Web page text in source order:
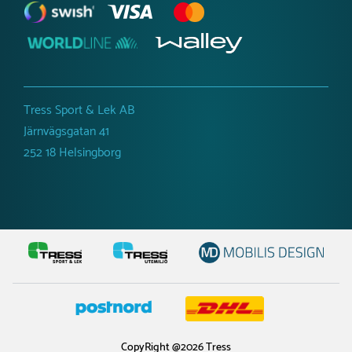
Tress Sport & Lek AB
Järnvägsgatan 41
252 18 Helsingborg
CopyRight @2026 Tress